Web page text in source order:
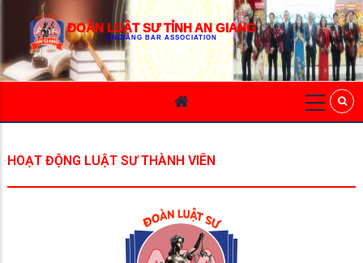
ĐOÀN LUẬT SƯ TỈNH AN GIANG
ANGIANG BAR ASSOCIATION
HOẠT ĐỘNG LUẬT SƯ THÀNH VIÊN